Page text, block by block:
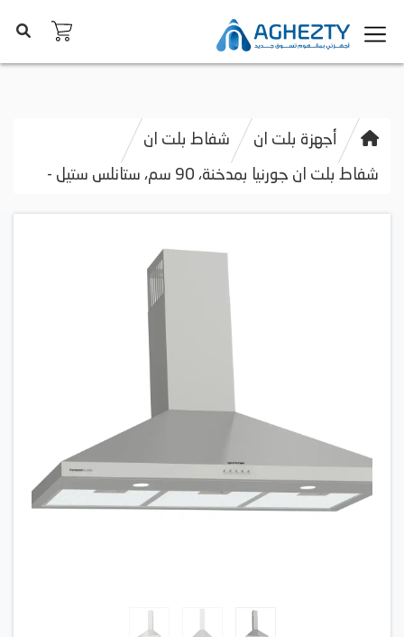
أجهزة بلت ان شفاط بلت ان
شفاط بلت ان جورنيا بمدخنة، 90 سم، ستانلس ستيل -